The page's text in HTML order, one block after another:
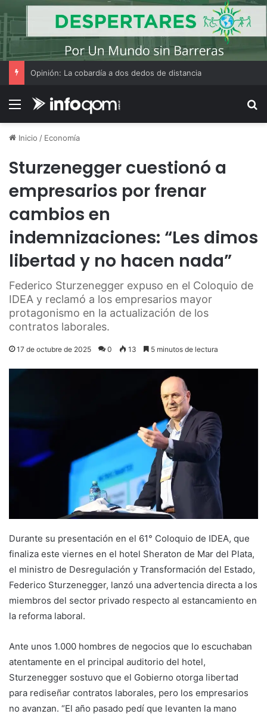
Opinión: La cobardía a dos dedos de distancia
Menú
Inicio / Economía
Sturzenegger cuestionó a
empresarios por frenar
cambios en
indemnizaciones: “Les dimos
libertad y no hacen nada”
Federico Sturzenegger expuso en el Coloquio de
IDEA y reclamó a los empresarios mayor
protagonismo en la actualización de los
contratos laborales.
17 de octubre de 2025 0 13 5 minutos de lectura
Durante su presentación en el 61° Coloquio de IDEA, que
finaliza este viernes en el hotel Sheraton de Mar del Plata,
el ministro de Desregulación y Transformación del Estado,
Federico Sturzenegger, lanzó una advertencia directa a los
miembros del sector privado respecto al estancamiento en
la reforma laboral.
Ante unos 1.000 hombres de negocios que lo escuchaban
atentamente en el principal auditorio del hotel,
Sturzenegger sostuvo que el Gobierno otorga libertad
para rediseñar contratos laborales, pero los empresarios
no avanzan. “El año pasado pedí que levanten la mano